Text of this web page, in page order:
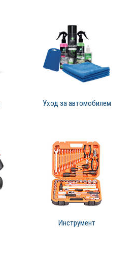
Уход за автомобилем
Инструмент